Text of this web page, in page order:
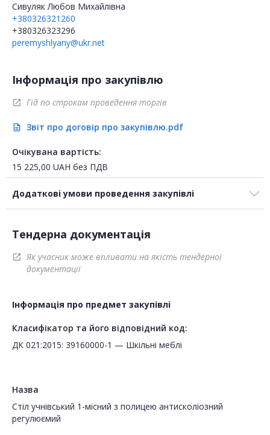
Сивуляк Любов Михайлівна
+380326321260
+380326323296
peremyshlyany@ukr.net
Інформація про закупівлю
open_in_new Гід по строкам проведення торгів
description Звіт про договір про закупівлю.pdf
Очікувана вартість:
15 225,00 UAH без ПДВ
Додаткові умови проведення закупівлі
Тендерна документація
open_in_new
Як учасник може впливати на якість тендерної
документації
Інформація про предмет закупівлі
Класифікатор та його відповідний код:
ДК 021:2015: 39160000-1 — Шкільні меблі
Назва
Стіл учнівський 1-місний з полицею антисколіозний
регулюємий